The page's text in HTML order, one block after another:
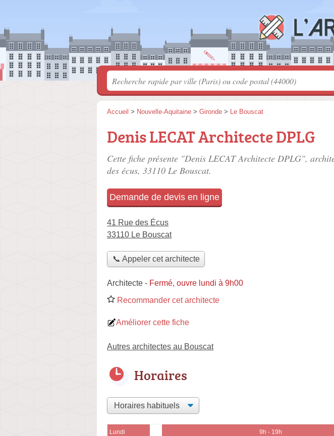
Accueil > Nouvelle-Aquitaine > Gironde > Le Bouscat
Denis LECAT Architecte DPLG
Cette fiche présente "Denis LECAT Architecte DPLG",
des écus, 33110 Le Bouscat.
Demande de devis en ligne
41 Rue des Écus
33110 Le Bouscat
📞 Appeler cet architecte
Architecte - Fermé, ouvre lundi à 9h00
Recommander cet architecte
Améliorer cette fiche
Autres architectes au Bouscat
Horaires
Lundi 9h - 19h